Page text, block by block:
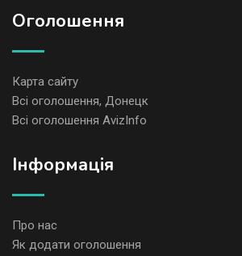
Оголошення
Карта сайту
Всі оголошення, Донецк
Всі оголошення AvizInfo
Iнформація
Про нас
Як додати оголошення